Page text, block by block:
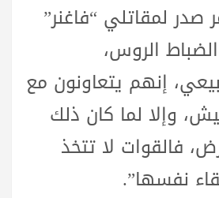
صدر لمقاتلي “فاغنر”
الروس،
إنهم يتعاونون مع
وإلا لما كان ذلك
فالقوات لا تتخذ
نفسها”.